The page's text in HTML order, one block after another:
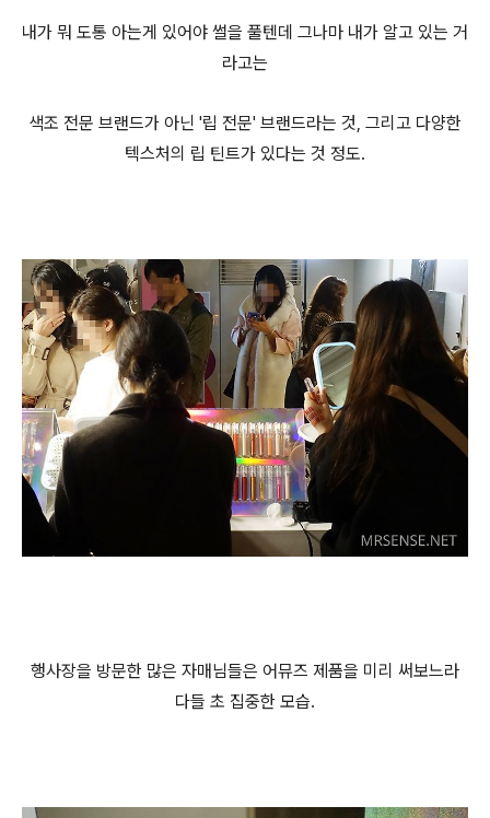
내가 뭐 도통 아는게 있어야 썰을 풀텐데 그나마 내가 알고 있는 거
라고는
색조 전문 브랜드가 아닌 '립 전문' 브랜드라는 것, 그리고 다양한
텍스처의 립 틴트가 있다는 것 정도.
행사장을 방문한 많은 자매님들은 어뮤즈 제품을 미리 써보느라
다들 초 집중한 모습.